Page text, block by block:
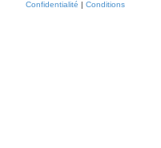
Confidentialité | Conditions